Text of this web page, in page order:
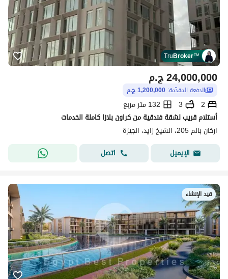
TruBroker™
ج.م24,000,000
الدفعة المقدّمة: 1,200,000 ج.م
2
3
132 متر مربع
أستلام قريب لشقة فندقية من كراون بلازا كاملة الخدمات
اركان بالم 205، الشيخ زايد، الجيزة
الإيميل
اتصل
قيد الإنشاء